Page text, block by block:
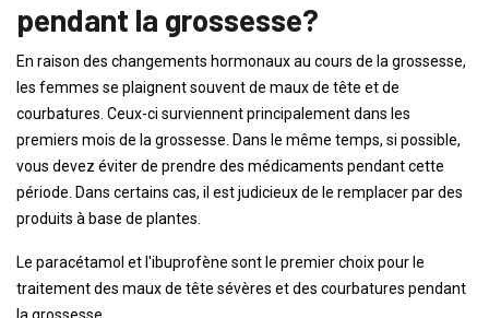
pendant la grossesse?
En raison des changements hormonaux au cours de la grossesse,
les femmes se plaignent souvent de maux de tête et de
courbatures. Ceux-ci surviennent principalement dans les
premiers mois de la grossesse. Dans le même temps, si possible,
vous devez éviter de prendre des médicaments pendant cette
période. Dans certains cas, il est judicieux de le remplacer par des
produits à base de plantes.
Le paracétamol et l'ibuprofène sont le premier choix pour le
traitement des maux de tête sévères et des courbatures pendant